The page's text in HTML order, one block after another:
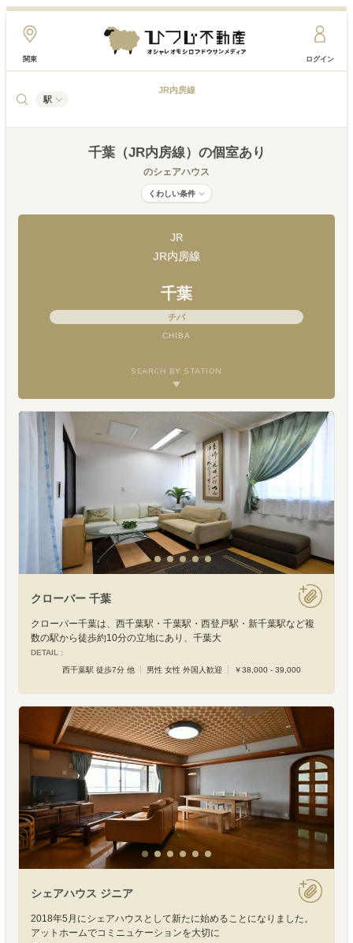
関東 ログイン
駅
JR内房線
千葉（JR内房線） の個室あり
のシェアハウス
くわしい条件
JR
JR内房線
千葉
チバ
CHIBA
SEARCH BY STATION
クローバー 千葉
クローバー千葉は、西千葉駅・千葉駅・西登戸駅・新千葉駅など複
数の駅から徒歩約10分の立地にあり、千葉大
DETAIL :
西千葉駅 徒歩7分 他
男性 女性 外国人歓迎 ￥38,000 - 39,000
シェアハウス ジニア
2018年5月にシェアハウスとして新たに始めることになりました。
アットホームでコミニュケーションを大切に